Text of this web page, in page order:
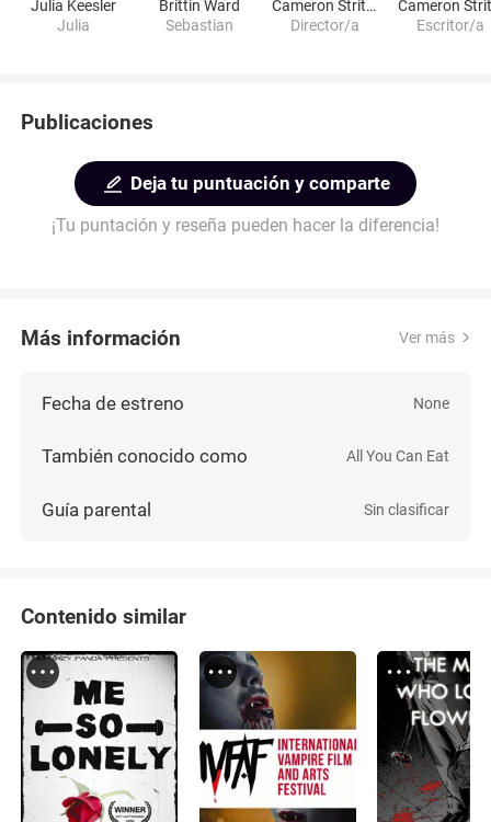
Julia Keesler
Julia
Brittin Ward
Sebastian
Cameron Strittmatter
Director/a
Escritor/a
Publicaciones
Deja tu puntuación y comparte
¡Tu puntación y reseña pueden hacer la diferencia!
Más información Ver más
Fecha de estreno None
También conocido como All You Can Eat
Guía parental Sin clasificar
Contenido similar